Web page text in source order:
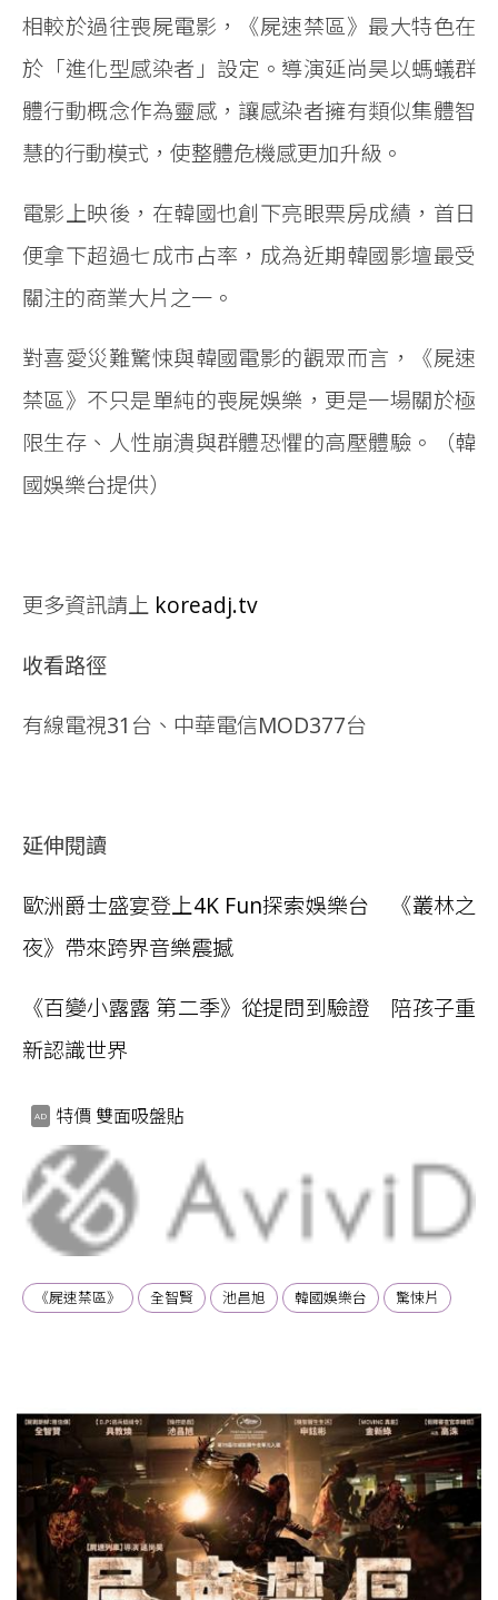
相較於過往喪屍電影，《屍速禁區》最大特色在
於「進化型感染者」設定。導演延尚昊以螞蟻群
體行動概念作為靈感，讓感染者擁有類似集體智
慧的行動模式，使整體危機感更加升級。
電影上映後，在韓國也創下亮眼票房成績，首日
便拿下超過七成市占率，成為近期韓國影壇最受
關注的商業大片之一。
對喜愛災難驚悚與韓國電影的觀眾而言，《屍速
禁區》不只是單純的喪屍娛樂，更是一場關於極
限生存、人性崩潰與群體恐懼的高壓體驗。
（韓
國娛樂台提供）
更多資訊請上 koreadj.tv
收看路徑
有線電視31台、中華電信MOD377台
延伸閱讀
歐洲爵士盛宴登上4K Fun探索娛樂台 《叢林之
夜》帶來跨界音樂震撼
《百變小露露 第二季》從提問到驗證 陪孩子重
新認識世界
特價 雙面吸盤貼
《屍速禁區》 全智賢 池昌旭 韓國娛樂台 驚悚片